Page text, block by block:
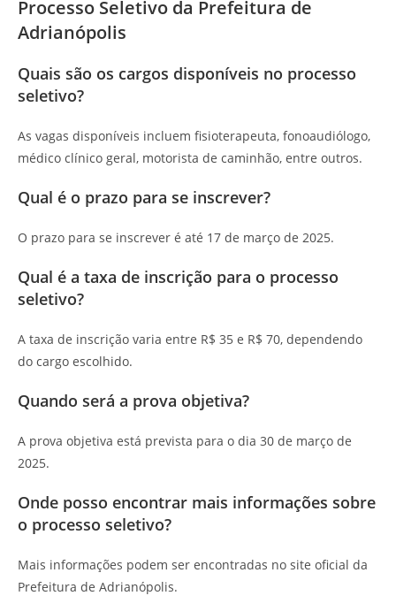
Processo Seletivo da Prefeitura de
Adrianópolis
Quais são os cargos disponíveis no processo
seletivo?
As vagas disponíveis incluem fisioterapeuta, fonoaudiólogo,
médico clínico geral, motorista de caminhão, entre outros.
Qual é o prazo para se inscrever?
O prazo para se inscrever é até 17 de março de 2025.
Qual é a taxa de inscrição para o processo
seletivo?
A taxa de inscrição varia entre R$ 35 e R$ 70, dependendo
do cargo escolhido.
Quando será a prova objetiva?
A prova objetiva está prevista para o dia 30 de março de
2025.
Onde posso encontrar mais informações sobre
o processo seletivo?
Mais informações podem ser encontradas no site oficial da
Prefeitura de Adrianópolis.